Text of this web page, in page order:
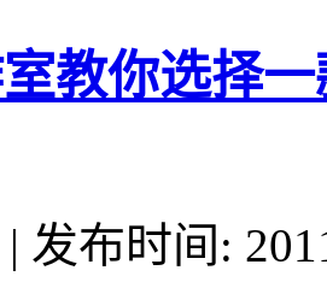
教你选择
发布时间: